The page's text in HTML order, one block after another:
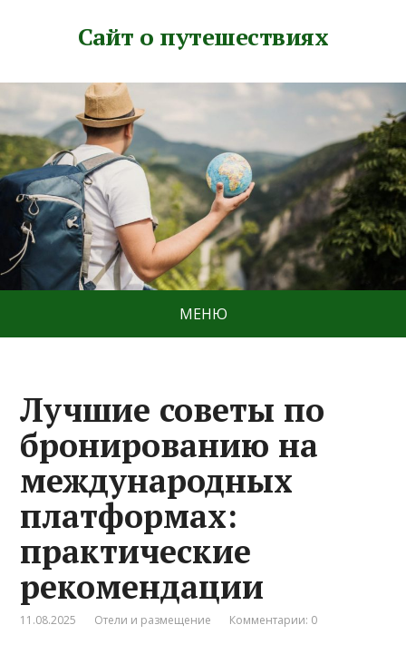
Сайт о путешествиях
МЕНЮ
Лучшие советы по
бронированию на
международных
платформах:
практические
рекомендации
11.08.2025 Отели и размещение Комментарии: 0